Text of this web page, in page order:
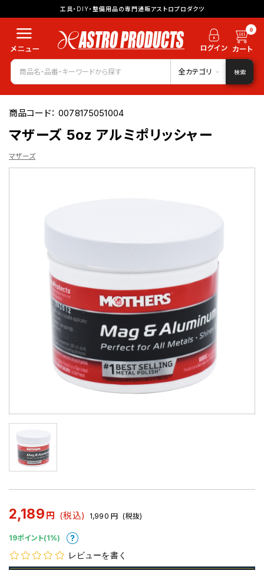
工具・DIY・整備用品の専門通販アストロプロダクツ
0
全カテゴリ 検索
商品コード：0078175051004
マザーズ 5oz アルミポリッシャー
マザーズ
2,189 円 (税込) 1,990 円 (税抜)
19ポイント(1%)
レビューを書く